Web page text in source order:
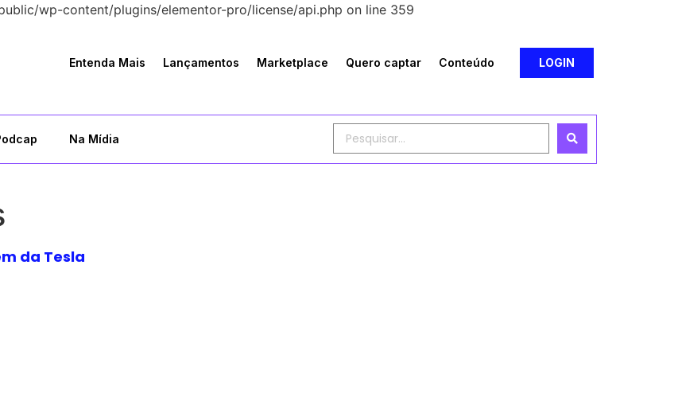
wp-content/plugins/elementor-pro/license/api.php on line 359
Entenda Mais Lançamentos Marketplace Quero captar Conteúdo LOGIN
Na Mídia
da Tesla